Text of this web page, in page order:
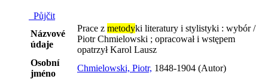
Půjčit
Názvové
údaje
Prace z metodyki literatury i stylistyki : wybór /
Piotr Chmielowski ; opracował i wstępem
opatrzył Karol Lausz
Osobní
jméno
Chmielowski, Piotr, 1848-1904 (Autor)